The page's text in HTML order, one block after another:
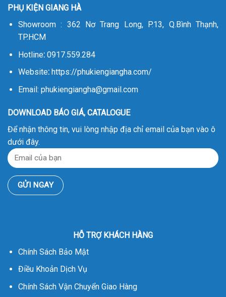
PHỤ KIỆN GIANG HÀ
Showroom : 362 Nơ Trang Long, P.13, Q.Bình Thạnh,
TP.HCM
Hotline:0917.559.284
Website: https://phukiengiangha.com/
Email: phukiengiangha@gmail.com
DOWNLOAD BÁO GIÁ, CATALOGUE
Để nhận thông tin, vui lòng nhập địa chỉ email của bạn vào ô
dưới đây.
HỖ TRỢ KHÁCH HÀNG
Chính Sách Bảo Mật
Điều Khoản Dịch Vụ
Chính Sách Vận Chuyển Giao Hàng